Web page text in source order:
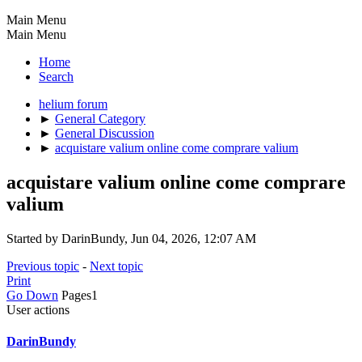
Main Menu
Main Menu
Home
Search
helium forum
► General Category
► General Discussion
► acquistare valium online come comprare valium
acquistare valium online come comprare
valium
Started by DarinBundy, Jun 04, 2026, 12:07 AM
Previous topic - Next topic
Print
Go Down Pages1
User actions
DarinBundy